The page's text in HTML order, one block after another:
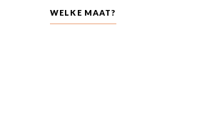
WELKE MAAT?